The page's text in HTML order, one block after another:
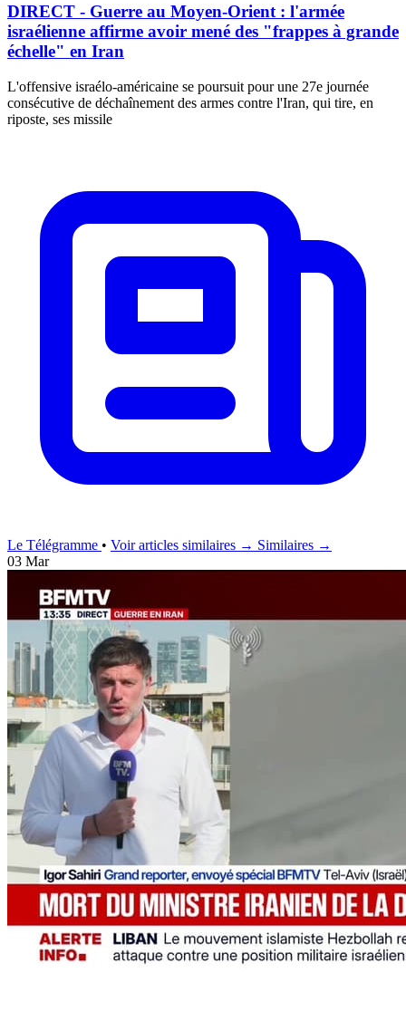
DIRECT - Guerre au Moyen-Orient : l'armée
israélienne affirme avoir mené des "frappes à grande
échelle" en Iran
L'offensive israélo-américaine se poursuit pour une 27e journée
consécutive de déchaînement des armes contre l'Iran, qui tire, en
riposte, ses missile
Le Télégramme • Voir articles similaires → Similaires →
03 Mar